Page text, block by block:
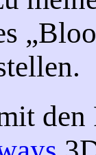
den